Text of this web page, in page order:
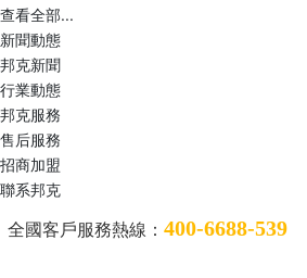
查看全部...
新聞動態
邦克新聞
行業動態
邦克服務
售后服務
招商加盟
聯系邦克
全國客戶服務熱線： 400-6688-539